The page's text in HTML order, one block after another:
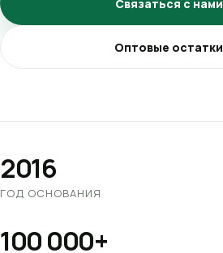
Связаться с нами
Оптовые остатки
2016
ГОД ОСНОВАНИЯ
100 000+